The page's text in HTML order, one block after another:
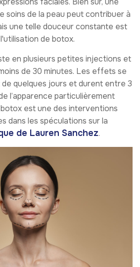
soins de la peau peut contribuer à
une telle douceur constante est
de botox.
en plusieurs petites injections et
de 30 minutes. Les effets se
quelques jours et durent entre 3
l’apparence particulièrement
est une des interventions
dans les spéculations sur la
de Lauren Sanchez.